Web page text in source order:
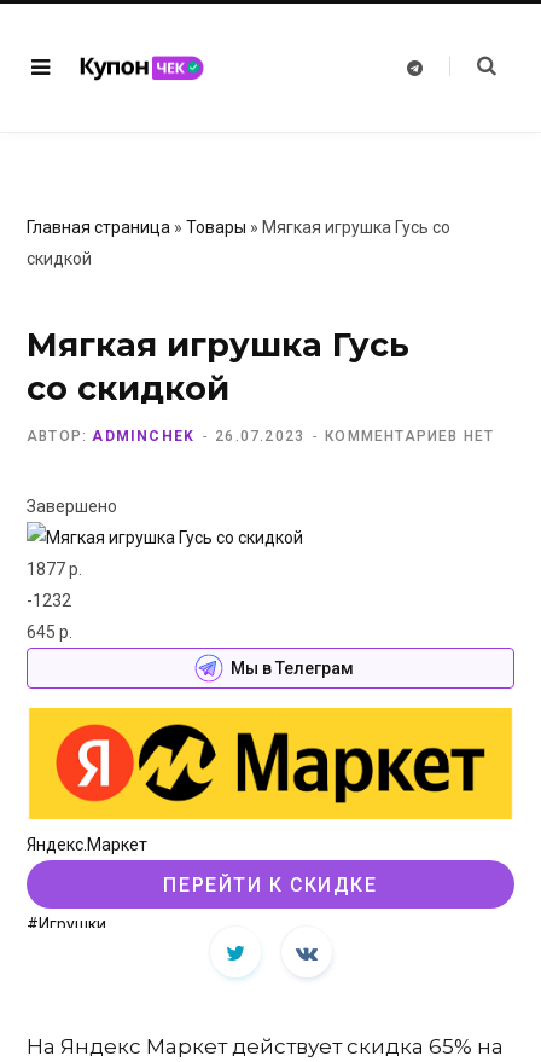
T
Главная страница » Товары » Мягкая игрушка Гусь со
скидкой
Мягкая игрушка Гусь
со скидкой
АВТОР: ADMINCHEK 26.07.2023 КОММЕНТАРИЕВ НЕТ
Завершено
1877 р.
-1232
645 р.
Мы в Телеграм
Яндекс.Маркет
ПЕРЕЙТИ К СКИДКЕ
#Игрушки
На Яндекс Маркет действует скидка 65% на